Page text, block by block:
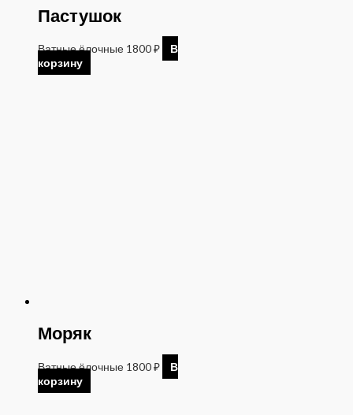
Пастушок
Ватные ёлочные 1800₽
В
корзину
Моряк
Ватные ёлочные 1800₽
В
корзину